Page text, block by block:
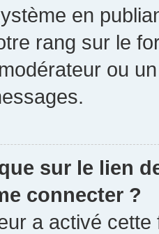
en
rang sur le
ou
sur le lien
connecter ?
a activé